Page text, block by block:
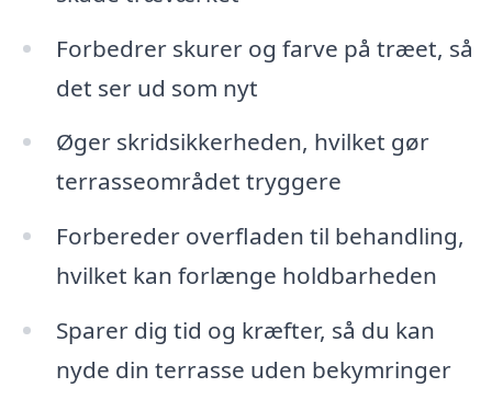
Forbedrer skurer og farve på træet, så
det ser ud som nyt
Øger skridsikkerheden, hvilket gør
terrasseområdet tryggere
Forbereder overfladen til behandling,
hvilket kan forlænge holdbarheden
Sparer dig tid og kræfter, så du kan
nyde din terrasse uden bekymringer